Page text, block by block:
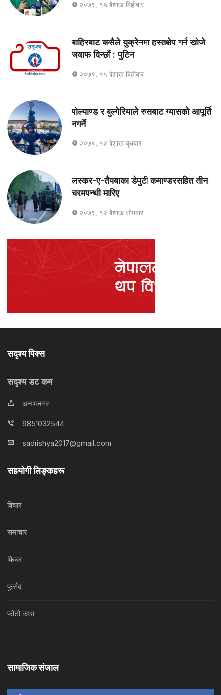
२०७९, १५ बैशाख बिहीबार
बाहिरबाट कसैले युक्रेनमा हस्तक्षेप गर्न खोजे
जवाफ दिन्छौं : पुटिन
२०७९, १५ बैशाख बिहीबार
पोल्याण्ड र बुल्गेरियाले रुसबाट ग्यासको आपूर्ति
नगर्ने
२०७९, १४ बैशाख बुधबार
लस्कर-ए-तैयबाका डेपुटी कमाण्डरसहित तीन
चरमपन्थी मारिए
२०७९, १२ बैशाख सोमबार
सदृश्य पिक्स
सदृश्य डट कम
अनामनगर
9851032544
sadrishya2017@gmail.com
सहयोगी लिङ्कहरू
विचार
समाचार
फिचर
फुर्सद
फोटो कथा
सामाजिक संजाल